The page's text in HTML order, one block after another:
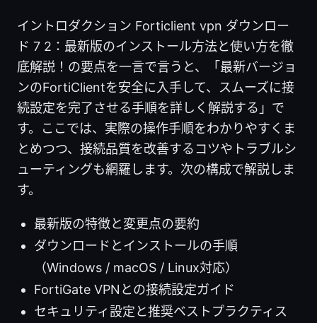
イントロダクション Forticlient vpn ダウンロー
ド 7 2：最新版のインストール方法と使い方を徹
底解説！の要点を一言で言うと、「最新バージョ
ンのFortiClientを安全に入手して、スムーズに接
続設定を完了させる手順を詳しく解説する」で
す。ここでは、実際の操作手順をわかりやすくま
とめつつ、接続品質を改善するコツやトラブルシ
ューティングも網羅します。次の構成で解説しま
す。
最新版の特徴と変更点の要約
ダウンロードとインストールの手順
（Windows / macOS / Linux対応）
FortiGate VPNとの接続設定ガイド
セキュリティ設定と推奨ベストプラクティス